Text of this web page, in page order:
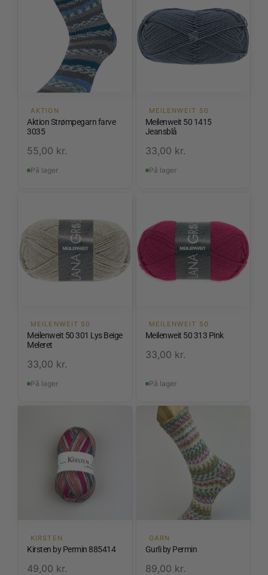
AKTION
Aktion Strømpegarn farve
3035
55,00 kr.
På lager
MEILENWEIT 50
Meilenweit 50 1415
Jeansblå
33,00 kr.
På lager
MEILENWEIT 50
Meilenweit 50 301 Lys Beige
Meleret
33,00 kr.
På lager
MEILENWEIT 50
Meilenweit 50 313 Pink
33,00 kr.
På lager
KIRSTEN
Kirsten by Permin 885414
49,00 kr.
GARN
Gurli by Permin
89,00 kr.